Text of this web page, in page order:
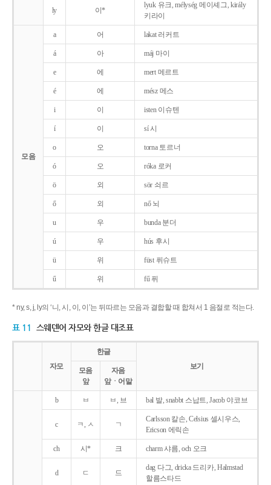
ly 이*
lyuk 유크, mélység 메이셰그, király
키라이
모음
a 어 lakat 러커트
á 아 máj 마이
e 에 mert 메르트
é 에 mész 메스
i 이 isten 이슈텐
í 이 sí 시
o 오 torna 토르너
ó 오 róka 로커
ö 외 sör 쇠르
ő 외 nő 뇌
u 우 bunda 분더
ú 우 hús 후시
ü 위 füst 퓌슈트
ű 위 fű 퓌
* ny, s, j, ly의 ‘니, 시, 이, 이’는 뒤따르는 모음과 결합할 때 합쳐서 1 음절로 적는다.
표 11 스웨덴어 자모와 한글 대조표
자모
한글
보기
모음
앞
자음
앞ㆍ어말
b ㅂ ㅂ, 브 bal 발, snabbt 스납트, Jacob 야코브
c ㅋ, ㅅ ㄱ
Carlsson 칼손, Celsius 셀시우스,
Ericson 에릭손
ch 시* 크 charm 샤름, och 오크
d ㄷ 드
dag 다그, dricka 드리카, Halmstad
할름스타드